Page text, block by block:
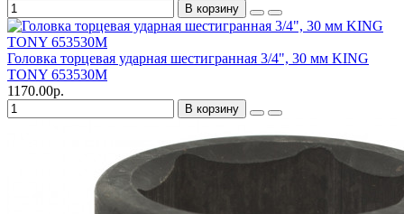
В корзину
Головка торцевая ударная шестигранная 3/4", 30 мм KING
TONY 653530M
1170.00р.
В корзину